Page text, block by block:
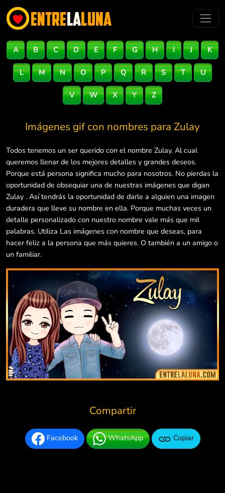
A B C D E F G H I J K
L M N O P Q R S T U
V W X Y Z
Imágenes gif con nombres para Zulay
Todos tenemos un ser querido con el nombre Zulay. Al cual
queremos llenar de los mejores detalles y grandes deseos.
Porque está persona significa mucho para nosotros. No pierdas la
oportunidad de obsequiar una de nuestras imágenes que digan
Zulay . Así tendrás la oportunidad de darle a alguien una imagen
duradera que lleve su nombre en ella. Porque muchas veces un
detalle personalizado con nuestro nombre vale más que mil
palabras. Utiliza Las imágenes con nombre que deseas, para
hacer feliz a la persona que más quieres. O también a un amigo o
un familiar.
Compartir
Facebook WhatsApp Copiar